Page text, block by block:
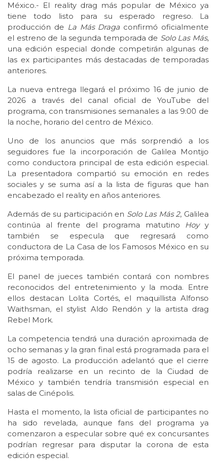
México.- El reality drag más popular de México ya
tiene todo listo para su esperado regreso. La
producción de La Más Draga confirmó oficialmente
el estreno de la segunda temporada de Solo Las Más,
una edición especial donde competirán algunas de
las ex participantes más destacadas de temporadas
anteriores.
La nueva entrega llegará el próximo 16 de junio de
2026 a través del canal oficial de YouTube del
programa, con transmisiones semanales a las 9:00 de
la noche, horario del centro de México.
Uno de los anuncios que más sorprendió a los
seguidores fue la incorporación de Galilea Montijo
como conductora principal de esta edición especial.
La presentadora compartió su emoción en redes
sociales y se suma así a la lista de figuras que han
encabezado el reality en años anteriores.
Además de su participación en Solo Las Más 2, Galilea
continúa al frente del programa matutino Hoyy
también se especula que regresará como
conductora de La Casa de los Famosos México en su
próxima temporada.
El panel de jueces también contará con nombres
reconocidos del entretenimiento y la moda. Entre
ellos destacan Lolita Cortés, el maquillista Alfonso
Waithsman, el stylist Aldo Rendón y la artista drag
Rebel Mork.
La competencia tendrá una duración aproximada de
ocho semanas y la gran final está programada para el
15 de agosto. La producción adelantó que el cierre
podría realizarse en un recinto de la Ciudad de
México y también tendría transmisión especial en
salas de Cinépolis.
Hasta el momento, la lista oficial de participantes no
ha sido revelada, aunque fans del programa ya
comenzaron a especular sobre qué ex concursantes
podrían regresar para disputar la corona de esta
edición especial.